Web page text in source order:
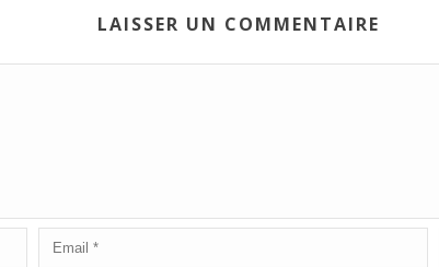
LAISSER UN COMMENTAIRE